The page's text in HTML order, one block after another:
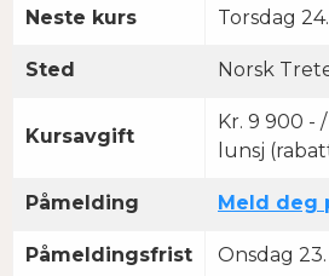
Neste kurs Torsdag
Sted Norsk
Kursavgift
Kr. 9 900 -
lunsj
Påmelding Meld deg
Påmeldingsfrist Onsdag